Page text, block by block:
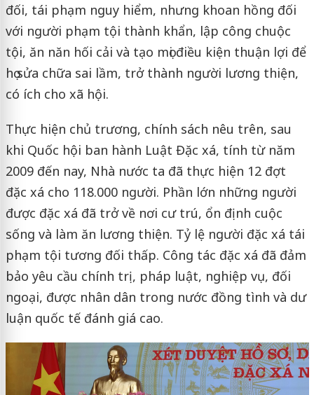
đối, tái phạm nguy hiểm, nhưng khoan hồng đối
với người phạm tội thành khẩn, lập công chuộc
tội, ăn năn hối cải và tạo mọi điều kiện thuận lợi để
họ sửa chữa sai lầm, trở thành người lương thiện,
có ích cho xã hội.
Thực hiện chủ trương, chính sách nêu trên, sau
khi Quốc hội ban hành Luật Đặc xá, tính từ năm
2009 đến nay, Nhà nước ta đã thực hiện 12 đợt
đặc xá cho 118.000 người. Phần lớn những người
được đặc xá đã trở về nơi cư trú, ổn định cuộc
sống và làm ăn lương thiện. Tỷ lệ người đặc xá tái
phạm tội tương đối thấp. Công tác đặc xá đã đảm
bảo yêu cầu chính trị, pháp luật, nghiệp vụ, đối
ngoại, được nhân dân trong nước đồng tình và dư
luận quốc tế đánh giá cao.